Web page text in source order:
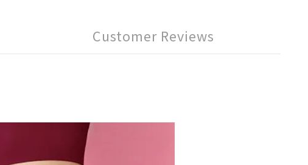
Customer Reviews